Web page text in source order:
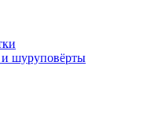
шуруповёрты